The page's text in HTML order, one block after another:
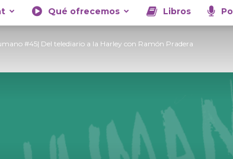
Comunicación
Qué ofrecemos Libros
#45| Del telediario a la Harley con Ramón Pradera